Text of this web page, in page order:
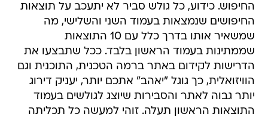
החיפוש. כידוע, כל גולש סביר לא יתעכב על תוצאות
החיפושים שנמצאות בעמוד השני והשלישי, מה
שמשאיר אותו בדרך כלל עם 10 התוצאות
שממתינות בעמוד הראשון בלבד. ככל שתבצעו את
הדרישות לקידום באתר ברמה הטכנית, התוכנית וגם
הוויזואלית, כך גוגל "יאהב" אתכם יותר, יעניק דירוג
יותר גבוה לאתר והסבירות שיוצג לגולשים בעמוד
התוצאות הראשון תעלה. זוהי למעשה כל תכליתה